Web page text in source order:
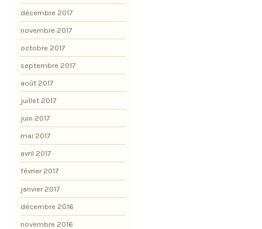
décembre 2017
novembre 2017
octobre 2017
septembre 2017
août 2017
juillet 2017
juin 2017
mai 2017
avril 2017
février 2017
janvier 2017
décembre 2016
novembre 2016